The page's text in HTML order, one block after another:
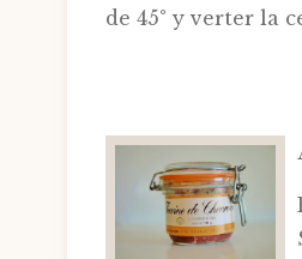
de 45° y verter la